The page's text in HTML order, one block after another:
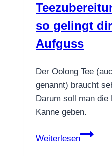
so gelingt
Aufguss
Der Oolong Tee
genannt) braucht
Darum soll man
Kanne geben.
Weiterlesen